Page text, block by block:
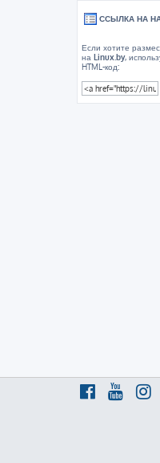
ССЫЛКА НА
Если хотите
на Linux.by,
HTML-код: